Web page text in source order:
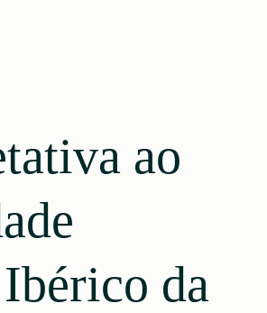
ao
da